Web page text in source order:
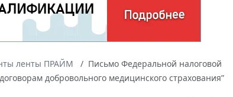
ленты ПРАЙМ
Письмо Федеральной налоговой
добровольного медицинского страхования”